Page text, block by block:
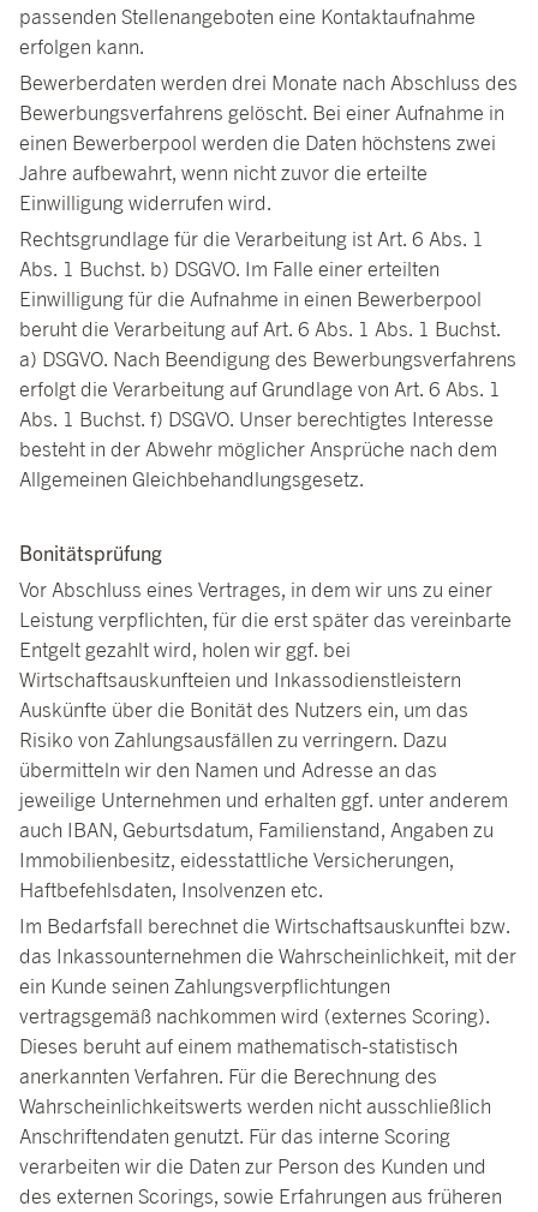
passenden Stellenangeboten eine Kontaktaufnahme
erfolgen kann.
Bewerberdaten werden drei Monate nach Abschluss des
Bewerbungsverfahrens gelöscht. Bei einer Aufnahme in
einen Bewerberpool werden die Daten höchstens zwei
Jahre aufbewahrt, wenn nicht zuvor die erteilte
Einwilligung widerrufen wird.
Rechtsgrundlage für die Verarbeitung ist Art. 6 Abs. 1
Abs. 1 Buchst. b) DSGVO. Im Falle einer erteilten
Einwilligung für die Aufnahme in einen Bewerberpool
beruht die Verarbeitung auf Art. 6 Abs. 1 Abs. 1 Buchst.
a) DSGVO. Nach Beendigung des Bewerbungsverfahrens
erfolgt die Verarbeitung auf Grundlage von Art. 6 Abs. 1
Abs. 1 Buchst. f) DSGVO. Unser berechtigtes Interesse
besteht in der Abwehr möglicher Ansprüche nach dem
Allgemeinen Gleichbehandlungsgesetz.
Bonitätsprüfung
Vor Abschluss eines Vertrages, in dem wir uns zu einer
Leistung verpflichten, für die erst später das vereinbarte
Entgelt gezahlt wird, holen wir ggf. bei
Wirtschaftsauskunfteien und Inkassodienstleistern
Auskünfte über die Bonität des Nutzers ein, um das
Risiko von Zahlungsausfällen zu verringern. Dazu
übermitteln wir den Namen und Adresse an das
jeweilige Unternehmen und erhalten ggf. unter anderem
auch IBAN, Geburtsdatum, Familienstand, Angaben zu
Immobilienbesitz, eidesstattliche Versicherungen,
Haftbefehlsdaten, Insolvenzen etc.
Im Bedarfsfall berechnet die Wirtschaftsauskunftei bzw.
das Inkassounternehmen die Wahrscheinlichkeit, mit der
ein Kunde seinen Zahlungsverpflichtungen
vertragsgemäß nachkommen wird (externes Scoring).
Dieses beruht auf einem mathematisch-statistisch
anerkannten Verfahren. Für die Berechnung des
Wahrscheinlichkeitswerts werden nicht ausschließlich
Anschriftendaten genutzt. Für das interne Scoring
verarbeiten wir die Daten zur Person des Kunden und
des externen Scorings, sowie Erfahrungen aus früheren